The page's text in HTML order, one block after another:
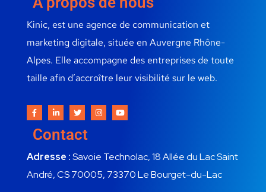
Kinic, est une agence de communication et
marketing digitale, située en Auvergne Rhône-
Alpes. Elle accompagne des entreprises de toute
taille afin d’accroître leur visibilité sur le web.
Contact
Adresse :Savoie Technolac, 18 Allée du Lac Saint
André, CS 70005, 73370 Le Bourget-du-Lac